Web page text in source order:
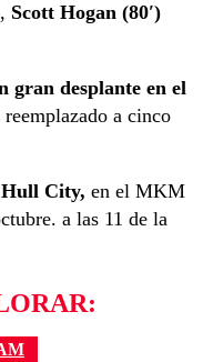
Scott Hogan (80′)
gran desplante en el
a cinco
Hull City, en el MKM
a las 11 de la